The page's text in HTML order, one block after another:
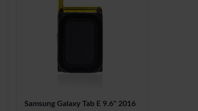
Samsung Galaxy Tab E 9.6'' 2016